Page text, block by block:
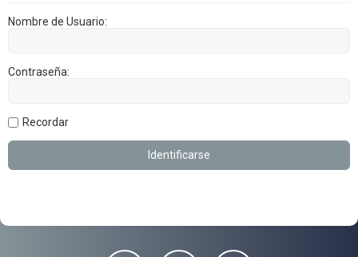
Nombre de Usuario:
Contraseña:
Recordar